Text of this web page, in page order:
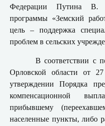
Федерации Путина В.
программы «Земский
цель – поддержка
проблем в сельских
В соответствии с
Орловской области от
утверждении Порядка
компенсационной
прибывшему
населенные пункты, либо